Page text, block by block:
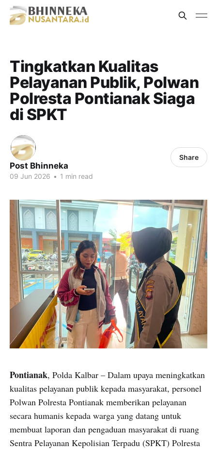
Tingkatkan Kualitas
Pelayanan Publik, Polwan
Polresta Pontianak Siaga
di SPKT
Post Bhinneka
09 Jun 2026 • 1 min read
Share
Pontianak, Polda Kalbar – Dalam upaya meningkatkan
kualitas pelayanan publik kepada masyarakat, personel
Polwan Polresta Pontianak memberikan pelayanan
secara humanis kepada warga yang datang untuk
membuat laporan dan pengaduan masyarakat di ruang
Sentra Pelayanan Kepolisian Terpadu (SPKT) Polresta